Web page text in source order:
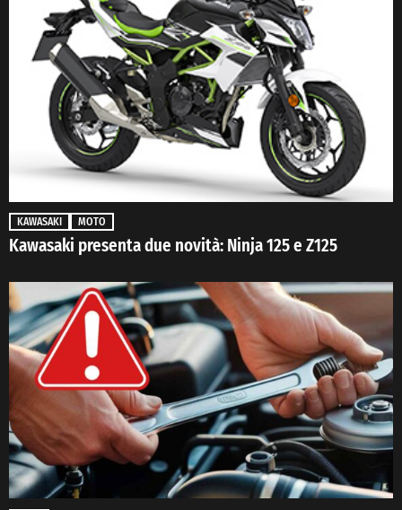
KAWASAKI MOTO
Kawasaki presenta due novità: Ninja 125 e Z125